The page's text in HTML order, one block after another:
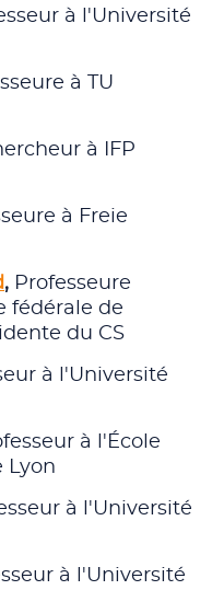
à l'Université
à TU
à IFP
à Freie
, Professeure
fédérale de
du CS
à l'Université
à l'École
Lyon
à l'Université
à l'Université